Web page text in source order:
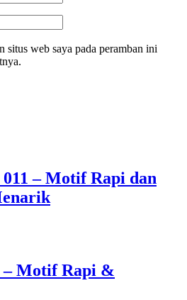
situs web saya pada peramban ini
– Motif Rapi dan
– Motif Rapi &